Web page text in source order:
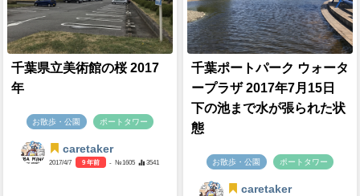
千葉県立美術館の桜 2017
年
お散歩・公園 ポートタワー
caretaker
2017/4/7 9 年前 - №1605 3541
千葉ポートパーク ウォータ
ープラザ 2017年7月15日
下の池まで水が張られた状
態
お散歩・公園 ポートタワー
caretaker